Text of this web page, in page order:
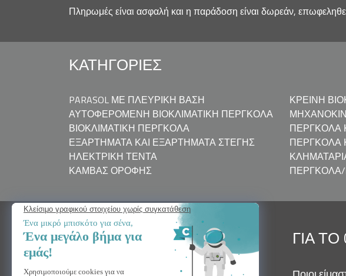
Πληρωμές είναι ασφαλή και η παράδοση είναι δωρεάν,
ΚΑΤΗΓΟΡΊΕΣ
PARASOL ΜΕ ΠΛΕΥΡΙΚΉ ΒΆΣΗ
ΑΥΤΟΦΕΡΌΜΕΝΗ ΒΙΟΚΛΙΜΑΤΙΚΉ ΠΈΡΓΚΟΛΑ
ΒΙΟΚΛΙΜΑΤΙΚΉ ΠΈΡΓΚΟΛΑ
ΕΞΑΡΤΉΜΑΤΑ ΚΑΙ ΕΞΑΡΤΉΜΑΤΑ ΣΤΈΓΗΣ
ΗΛΕΚΤΡΙΚΉ ΤΈΝΤΑ
ΚΑΜΒΆΣ ΟΡΟΦΉΣ
ΚΡΕΙΝΉ
ΠΈΡΓΚΟΛΑ
ΠΈΡΓΚΟΛΑ
ΧΡΕΙΆΖΕΣΤΕ ΒΟΉΘΕΙΑ ΓΙΑ ΤΟ